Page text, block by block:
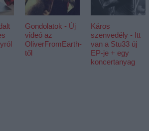
Gondolatok - Új
videó az
OliverFromEarth-
től
Káros
szenvedély - Itt
van a Stu33 új
EP-je + egy
koncertanyag